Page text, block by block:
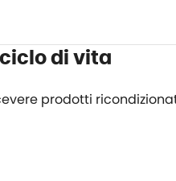
di vita
prodotti